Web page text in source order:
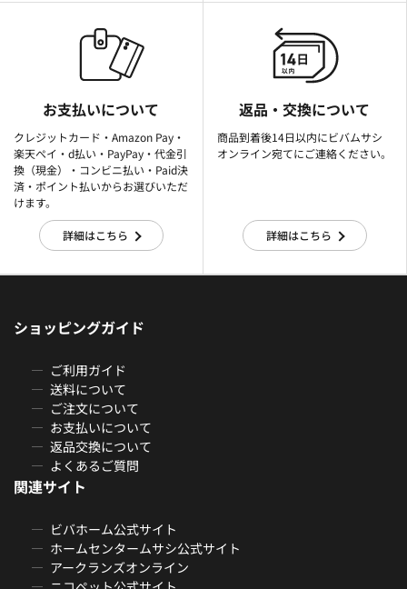
お支払いについて
クレジットカード・Amazon Pay・
楽天ぺイ・d払い・PayPay・代金引
換（現金）・コンビニ払い・Paid決
済・ポイント払いからお選びいただ
けます。
詳細はこちら
返品・交換について
商品到着後14日以内にビバムサシ
オンライン宛てにご連絡ください。
詳細はこちら
ショッピングガイド
ご利用ガイド
送料について
ご注文について
お支払いについて
返品交換について
よくあるご質問
関連サイト
ビバホーム公式サイト
ホームセンタームサシ公式サイト
アークランズオンライン